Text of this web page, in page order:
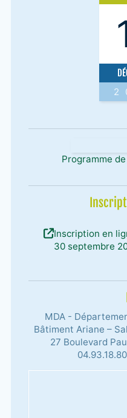
Programme
Inscription en
30 septembre
MDA -
Bâtiment Ariane –
27 Boulevard